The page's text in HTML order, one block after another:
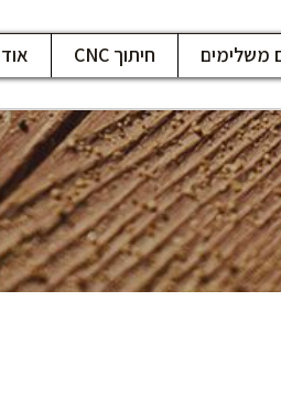
משלימים חיתוך CNC